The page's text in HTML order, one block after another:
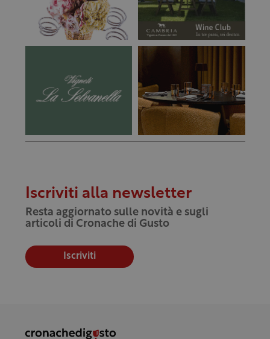
Iscriviti alla newsletter
Resta aggiornato sulle novità e sugli
articoli di Cronache di Gusto
Iscriviti